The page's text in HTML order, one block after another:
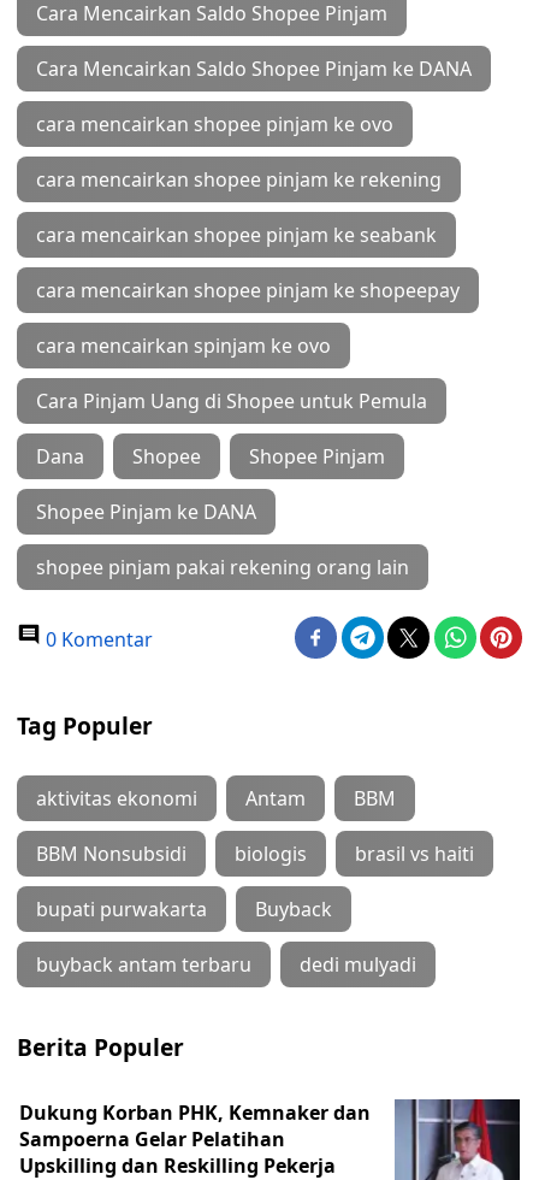
Cara Mencairkan Saldo Shopee Pinjam
Cara Mencairkan Saldo Shopee Pinjam ke DANA
cara mencairkan shopee pinjam ke ovo
cara mencairkan shopee pinjam ke rekening
cara mencairkan shopee pinjam ke seabank
cara mencairkan shopee pinjam ke shopeepay
cara mencairkan spinjam ke ovo
Cara Pinjam Uang di Shopee untuk Pemula
Dana Shopee Shopee Pinjam
Shopee Pinjam ke DANA
shopee pinjam pakai rekening orang lain
0 Komentar
Tag Populer
aktivitas ekonomi Antam BBM
BBM Nonsubsidi biologis brasil vs haiti
bupati purwakarta Buyback
buyback antam terbaru dedi mulyadi
Berita Populer
Dukung Korban PHK, Kemnaker dan
Sampoerna Gelar Pelatihan
Upskilling dan Reskilling Pekerja